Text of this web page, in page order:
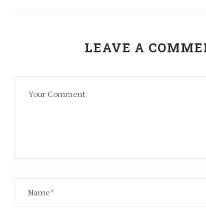
LEAVE A